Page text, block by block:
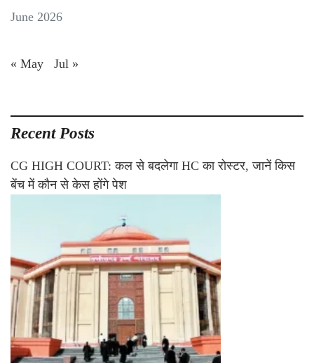
June 2026
« May Jul »
Recent Posts
CG HIGH COURT: कल से बदलेगा HC का रोस्टर, जानें किस
बेंच में कौन से केस होंगे पेश